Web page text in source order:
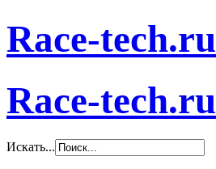
Race-tech.ru
Race-tech.ru
Искать...